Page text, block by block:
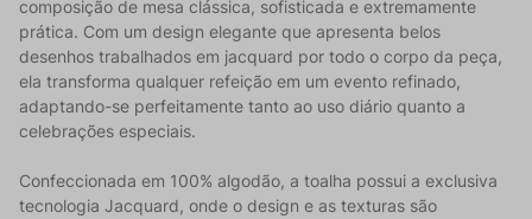
composição de mesa clássica, sofisticada e extremamente
prática. Com um design elegante que apresenta belos
desenhos trabalhados em jacquard por todo o corpo da peça,
ela transforma qualquer refeição em um evento refinado,
adaptando-se perfeitamente tanto ao uso diário quanto a
celebrações especiais.
Confeccionada em 100% algodão, a toalha possui a exclusiva
tecnologia Jacquard, onde o design e as texturas são